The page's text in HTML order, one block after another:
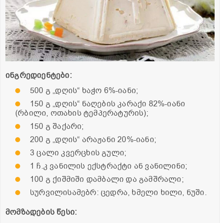
ინგრედიენტები:
500 გ „დღის“ ხაჭო 6%-იანი;
150 გ „დღის“ ნაღების კარაქი 82%-იანი
(რბილი, ოთახის ტემპერატურის);
150 გ შაქარი;
200 გ „დღის“ არაჟანი 20%-იანი;
3 ცალი კვერცხის გული;
1 ჩ.კ ვანილის ექსტრაქტი ან ვანილინი;
100 გ ქიშმიში დამბალი და გამშრალი;
სურვილისამებრ: ცედრა, ხმელი ხილი, ნუში.
მომზადების წესი: